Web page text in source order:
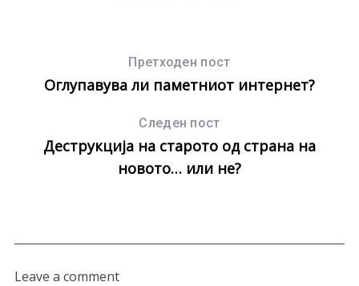
Претходен пост
Оглупавува ли паметниот интернет?
Следен пост
Деструкција на старото од страна на
новото… или не?
Leave a comment